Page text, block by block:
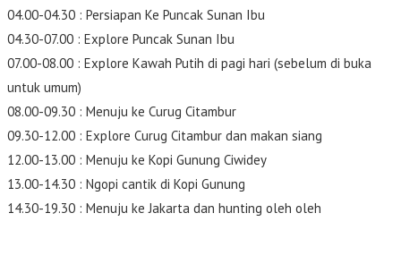
04.00-04.30 : Persiapan Ke Puncak Sunan Ibu
04.30-07.00 : Explore Puncak Sunan Ibu
07.00-08.00 : Explore Kawah Putih di pagi hari (sebelum di buka
untuk umum)
08.00-09.30 : Menuju ke Curug Citambur
09.30-12.00 : Explore Curug Citambur dan makan siang
12.00-13.00 : Menuju ke Kopi Gunung Ciwidey
13.00-14.30 : Ngopi cantik di Kopi Gunung
14.30-19.30 : Menuju ke Jakarta dan hunting oleh oleh